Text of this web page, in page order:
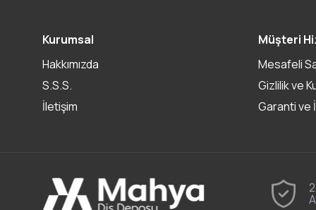
Kurumsal
Hakkımızda
S.S.S.
İletişim
Müşteri
Mesafeli
Gizlilik ve
Garanti ve